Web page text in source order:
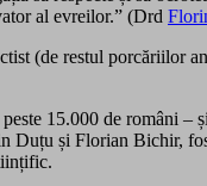
al evreilor.” (Drd
(de restul porcăriilor
peste 15.000 de români –
Duțu și Florian Bichir,